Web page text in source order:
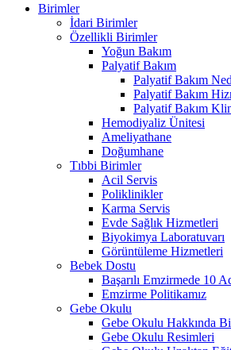
Birimler
İdari Birimler
Özellikli Birimler
Yoğun Bakım
Palyatif Bakım
Palyatif Bakım
Palyatif Bakım
Palyatif Bakım
Hemodiyaliz Ünitesi
Ameliyathane
Doğumhane
Tıbbi Birimler
Acil Servis
Poliklinikler
Karma Servis
Evde Sağlık Hizmetleri
Biyokimya Laboratuvarı
Görüntüleme Hizmetleri
Bebek Dostu
Başarılı Emzirmede 10
Emzirme Politikamız
Gebe Okulu
Gebe Okulu Hakkında
Gebe Okulu Resimleri